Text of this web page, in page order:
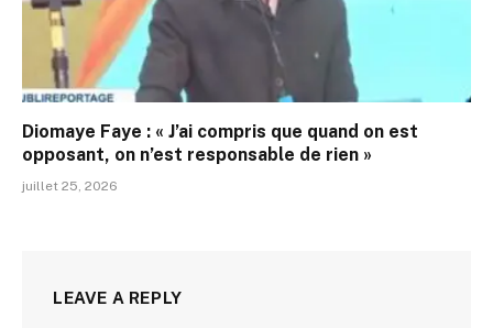
Diomaye Faye : « J’ai compris que quand on est
opposant, on n’est responsable de rien »
juillet 25, 2026
LEAVE A REPLY